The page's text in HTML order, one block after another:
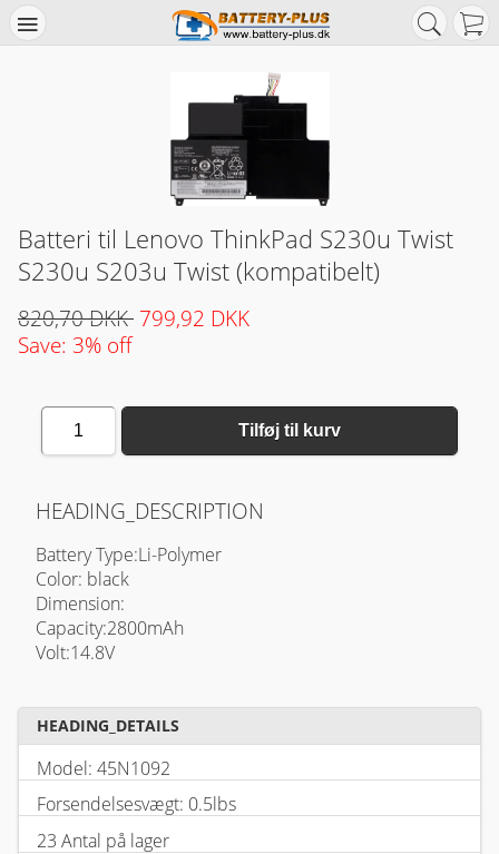
Batteri til Lenovo ThinkPad S230u Twist
S230u S203u Twist (kompatibelt)
820,70 DKK 799,92 DKK
Save: 3% off
1 Tilføj til kurv
HEADING_DESCRIPTION
Battery Type:Li-Polymer
Color: black
Dimension:
Capacity:2800mAh
Volt:14.8V
HEADING_DETAILS
Model: 45N1092
Forsendelsesvægt: 0.5lbs
23 Antal på lager